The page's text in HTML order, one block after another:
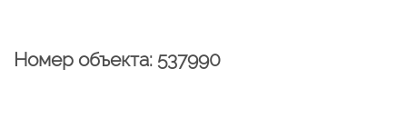
Номер объекта: 537990